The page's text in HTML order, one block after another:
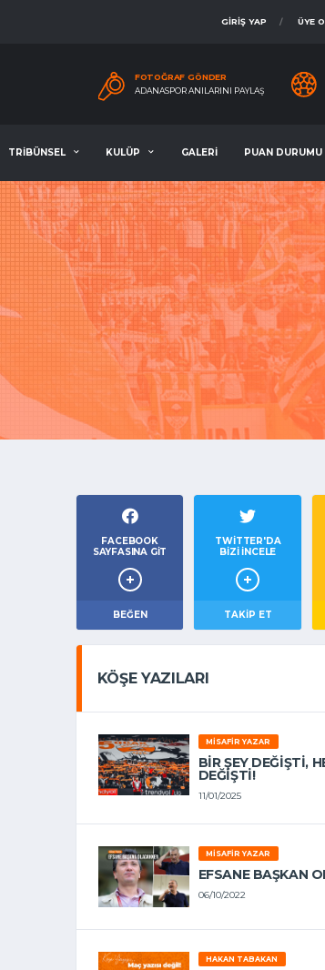
GİRİŞ YAP ÜYE
FOTOĞRAF GÖNDER
ADANASPOR ANILARINI PAYLAŞ
TRİBÜNSEL KULÜP GALERİ PUAN DURUMU
FACEBOOK
SAYFASINA GIT
BEĞEN
TWITTER'DA
BIZI İNCELE
TAKIP ET
KÖŞE YAZILARI
MISAFIR YAZAR
BIR ŞEY DEĞIŞTI,
DEĞIŞTI!
11/01/2025
MISAFIR YAZAR
EFSANE BAŞKAN
06/10/2022
HAKAN TABAKAN